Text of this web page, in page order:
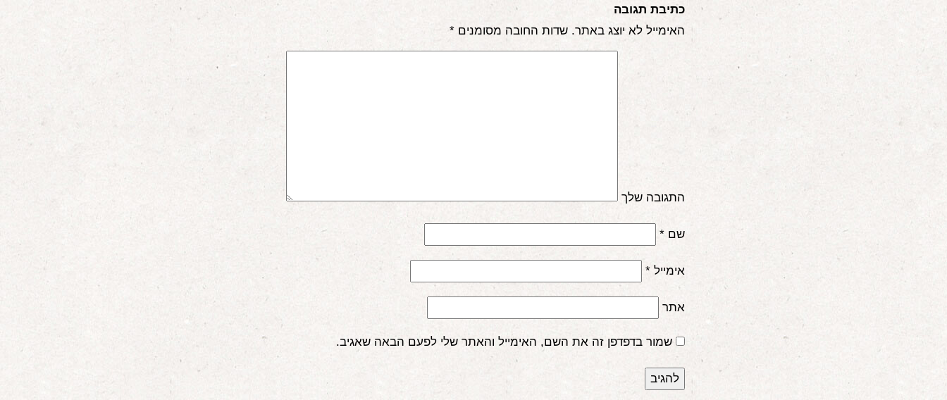
כתיבת תגובה
האימייל לא יוצג באתר. שדות החובה מסומנים *
התגובה שלך
שם *
אימייל *
אתר
שמור בדפדפן זה את השם, האימייל והאתר שלי לפעם הבאה שאגיב.